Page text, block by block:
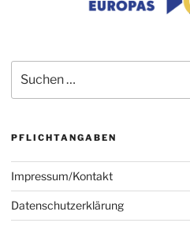
nach:
PFLICHTANGABEN
Impressum/Kontakt
Datenschutzerklärung